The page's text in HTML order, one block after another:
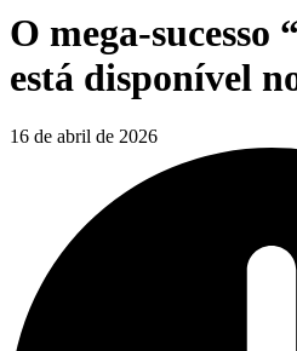
O mega-sucesso
está disponível
16 de abril de 2026